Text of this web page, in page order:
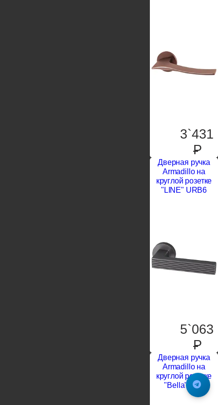
3`431
P
Дверная ручка
Armadillo на
круглой розетке
"LINE" URB6
5`063
P
Дверная ручка
Armadillo на
круглой розетке
"Bella" CL2